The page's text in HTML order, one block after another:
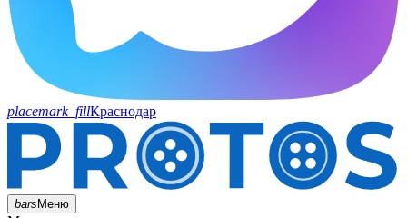
placemark_fillКраснодар
barsМеню